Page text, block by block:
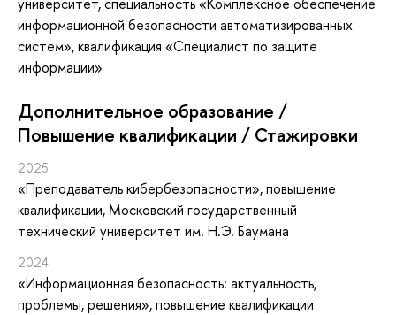
информационной безопасности автоматизированных
систем», квалификация «Специалист по защите
информации»
Дополнительное образование /
Повышение квалификации / Стажировки
2025
«Преподаватель кибербезопасности», повышение
квалификации, Московский государственный
технический университет им. Н.Э. Баумана
2024
«Информационная безопасность: актуальность,
проблемы, решения», повышение квалификации